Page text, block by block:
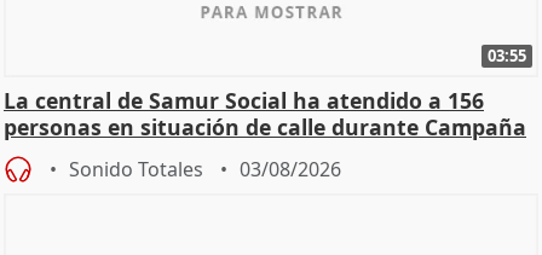
03:55
La central de Samur Social ha atendido a 156
personas en situación de calle durante Campaña
de Calor
Sonido Totales 03/08/2026